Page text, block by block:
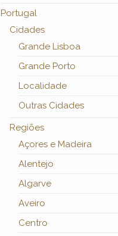
Portugal
Cidades
Grande Lisboa
Grande Porto
Localidade
Outras Cidades
Regiões
Açores e Madeira
Alentejo
Algarve
Aveiro
Centro